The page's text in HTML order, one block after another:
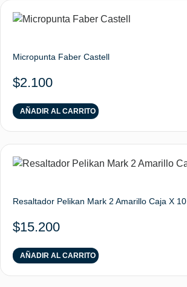
Micropunta Faber Castell
$2.100
AÑADIR AL CARRITO
Resaltador Pelikan Mark 2 Amarillo Caja X 10
$15.200
AÑADIR AL CARRITO